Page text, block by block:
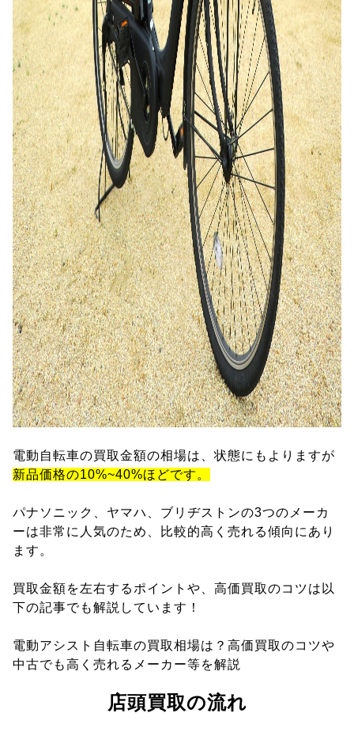
電動自転車の買取金額の相場は、状態にもよりますが
新品価格の10%~40%ほどです。
パナソニック、ヤマハ、ブリヂストンの3つのメーカ
ーは非常に人気のため、比較的高く売れる傾向にあり
ます。
買取金額を左右するポイントや、高価買取のコツは以
下の記事でも解説しています！
電動アシスト自転車の買取相場は？高価買取のコツや
中古でも高く売れるメーカー等を解説
店頭買取の流れ